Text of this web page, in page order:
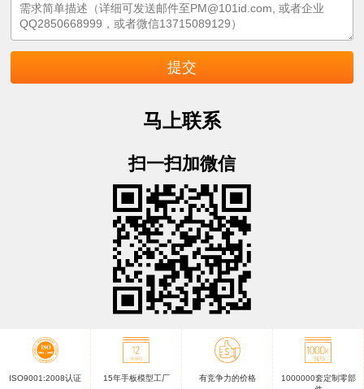
马上联系
扫一扫加微信
ISO9001:2008认证 15年手板模型工厂 有竞争力的价格
1000000套定制零部